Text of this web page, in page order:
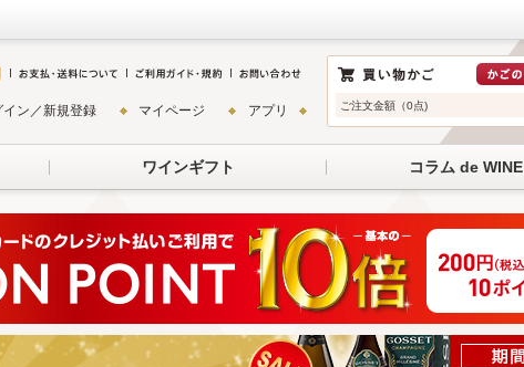
ご注文金額（0点)
イン／新規登録 マイページ アプリ
ワインギフト コラム de WINE